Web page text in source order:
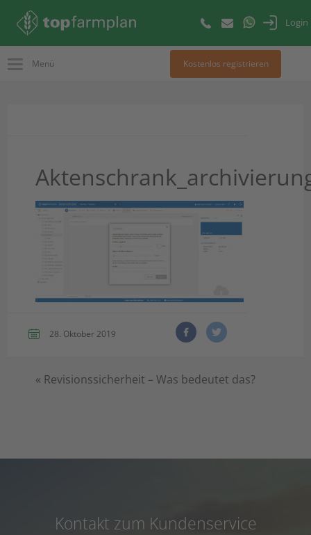
Login
Menü Kostenlos registrieren
28. Oktober 2019
« Revisionssicherheit – Was bedeutet das?
Kontakt zum Kundenservice